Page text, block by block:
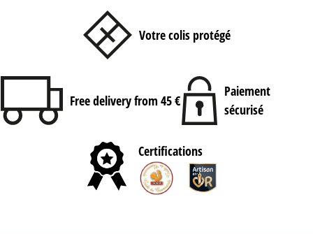
Votre colis protégé
Free delivery from 45 €
Paiement
sécurisé
Certifications